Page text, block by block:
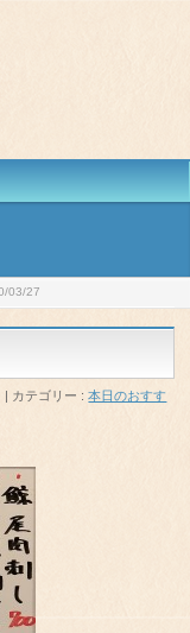
03/27
カテゴリー :本日のおすす